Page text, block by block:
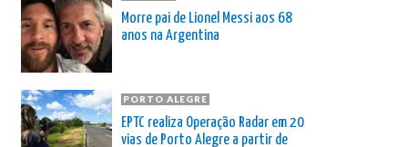
Morre pai de Lionel Messi aos 68
anos na Argentina
PORTO ALEGRE
EPTC realiza Operação Radar em 20
vias de Porto Alegre a partir de